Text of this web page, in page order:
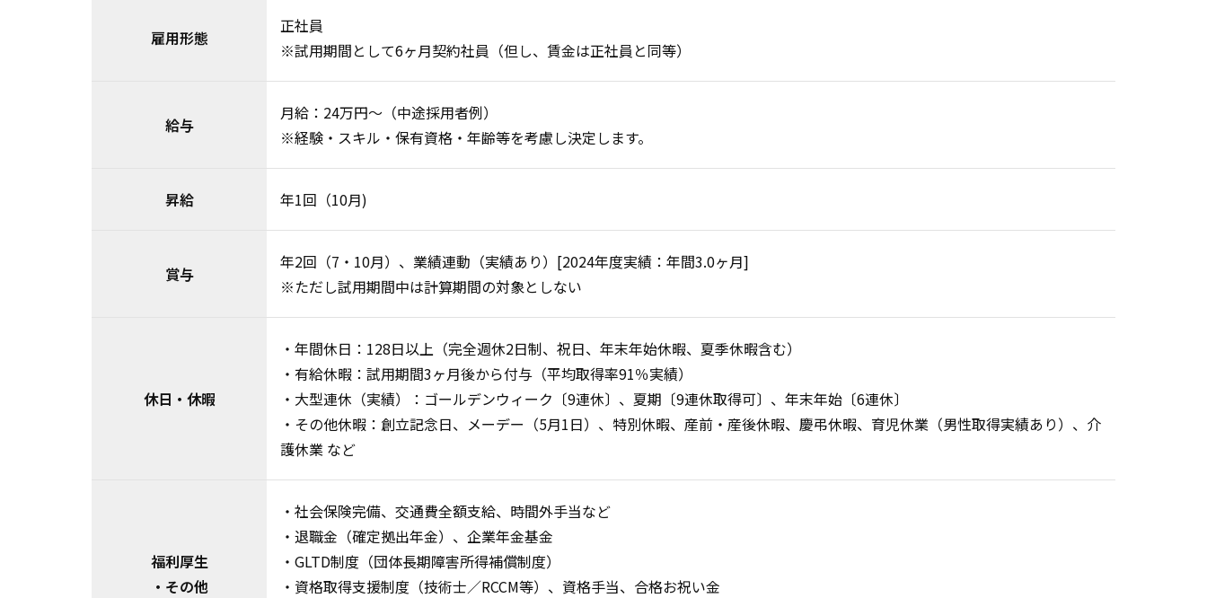
雇用形態
正社員
※試用期間として6ヶ月契約社員（但し、賃金は正社員と同等）
給与
月給：24万円～（中途採用者例）
※経験・スキル・保有資格・年齢等を考慮し決定します。
昇給 年1回（10月)
賞与
年2回（7・10月）、業績連動（実績あり）[2024年度実績：年間3.0ヶ月]
※ただし試用期間中は計算期間の対象としない
休日・休暇
・年間休日： 128日以上（完全週休2日制、祝日、年末年始休暇、夏季休暇含む）
・有給休暇： 試用期間3ヶ月後から付与（平均取得率91％実績）
・大型連休（実績）： ゴールデンウィーク〔9連休〕、夏期〔9連休取得可〕、年末年始〔6連休〕
・その他休暇： 創立記念日、メーデー（5月1日）、特別休暇、産前・産後休暇、慶弔休暇、育児休業（男性取得実績あり）、介
護休業 など
福利厚生
・その他
・社会保険完備、交通費全額支給、時間外手当など
・退職金（確定拠出年金）、企業年金基金
・GLTD制度（団体長期障害所得補償制度）
・資格取得支援制度（技術士／RCCM等）、資格手当、合格お祝い金